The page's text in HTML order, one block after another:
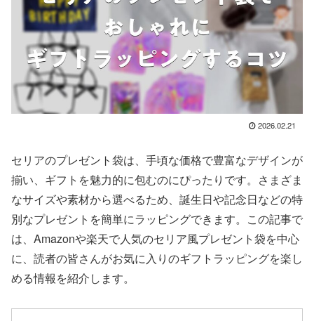
2026.02.21
セリアのプレゼント袋は、手頃な価格で豊富なデザインが
揃い、ギフトを魅力的に包むのにぴったりです。さまざま
なサイズや素材から選べるため、誕生日や記念日などの特
別なプレゼントを簡単にラッピングできます。この記事で
は、Amazonや楽天で人気のセリア風プレゼント袋を中心
に、読者の皆さんがお気に入りのギフトラッピングを楽し
める情報を紹介します。